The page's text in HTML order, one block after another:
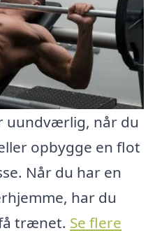
uundværlig, når du
opbygge en flot
Når du har en
har du
trænet. Se flere